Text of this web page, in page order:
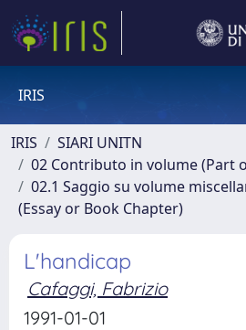
IRIS
IRIS
SIARI UNITN
02 Contributo in volume (Part
02.1 Saggio su volume
(Essay or Book Chapter)
L'handicap
Cafaggi, Fabrizio
1991-01-01